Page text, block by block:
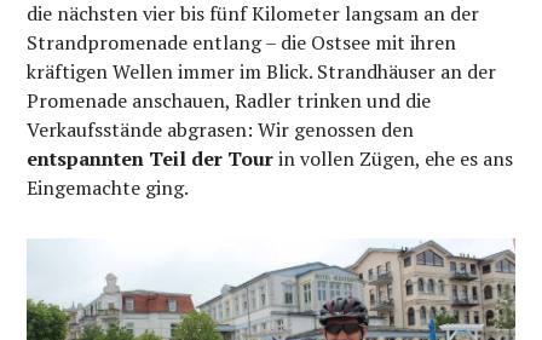
die nächsten vier bis fünf Kilometer langsam an der
Strandpromenade entlang – die Ostsee mit ihren
kräftigen Wellen immer im Blick. Strandhäuser an der
Promenade anschauen, Radler trinken und die
Verkaufsstände abgrasen: Wir genossen den
entspannten Teil der Tourin vollen Zügen, ehe es ans
Eingemachte ging.